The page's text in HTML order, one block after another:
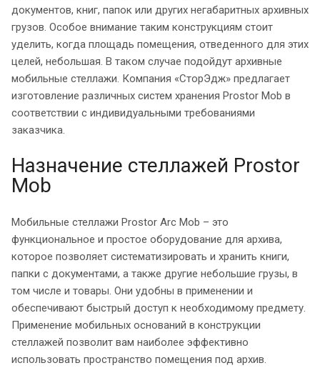
документов, книг, папок или других негабаритных архивных
грузов. Особое внимание таким конструкциям стоит
уделить, когда площадь помещения, отведенного для этих
целей, небольшая. В таком случае подойдут архивные
мобильные стеллажи. Компания «СторЭдж» предлагает
изготовление различных систем хранения Prostor Mob в
соответствии с индивидуальными требованиями
заказчика.
Назначение стеллажей Prostor
Mob
Мобильные стеллажи Prostor Arc Mob – это
функциональное и простое оборудование для архива,
которое позволяет систематизировать и хранить книги,
папки с документами, а также другие небольшие грузы, в
том числе и товары. Они удобны в применении и
обеспечивают быстрый доступ к необходимому предмету.
Применение мобильных оснований в конструкции
стеллажей позволит вам наиболее эффективно
использовать пространство помещения под архив.